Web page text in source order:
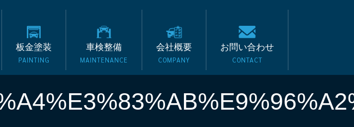
備工場 タッキード｜BMW・ベンツ
板金塗装
PAINTING
車検整備
MAINTENANCE
会社概要
COMPANY
お問い合わせ
CONTACT